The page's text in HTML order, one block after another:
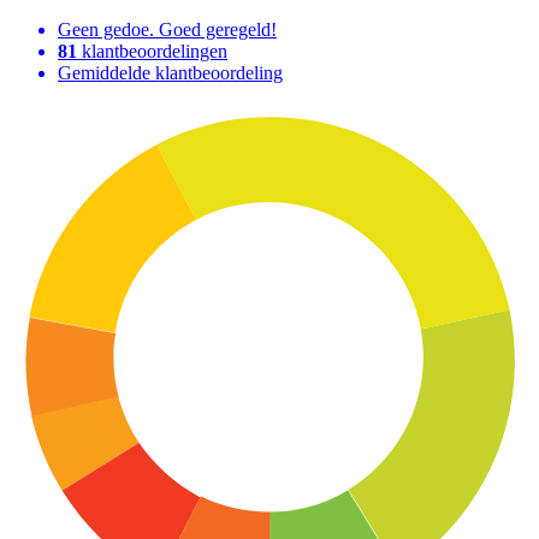
Geen gedoe. Goed geregeld!
81 klantbeoordelingen
Gemiddelde klantbeoordeling